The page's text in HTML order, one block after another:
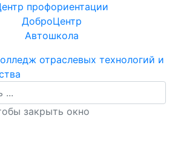
профориентации
ДоброЦентр
Автошкола
закрыть окно